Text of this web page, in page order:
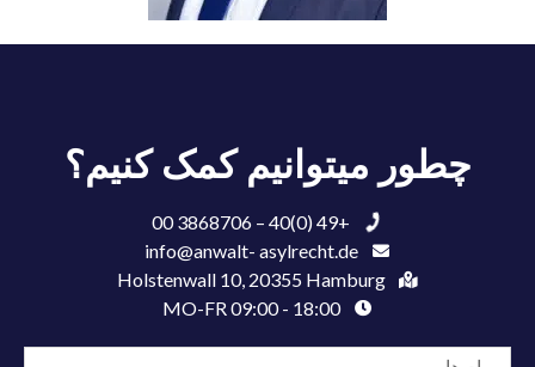
چطور میتوانیم کمک کنیم؟
+49 (0)40 – 3868706 00
info@anwalt- asylrecht.de
Holstenwall 10, 20355 Hamburg
MO-FR 09:00 - 18:00